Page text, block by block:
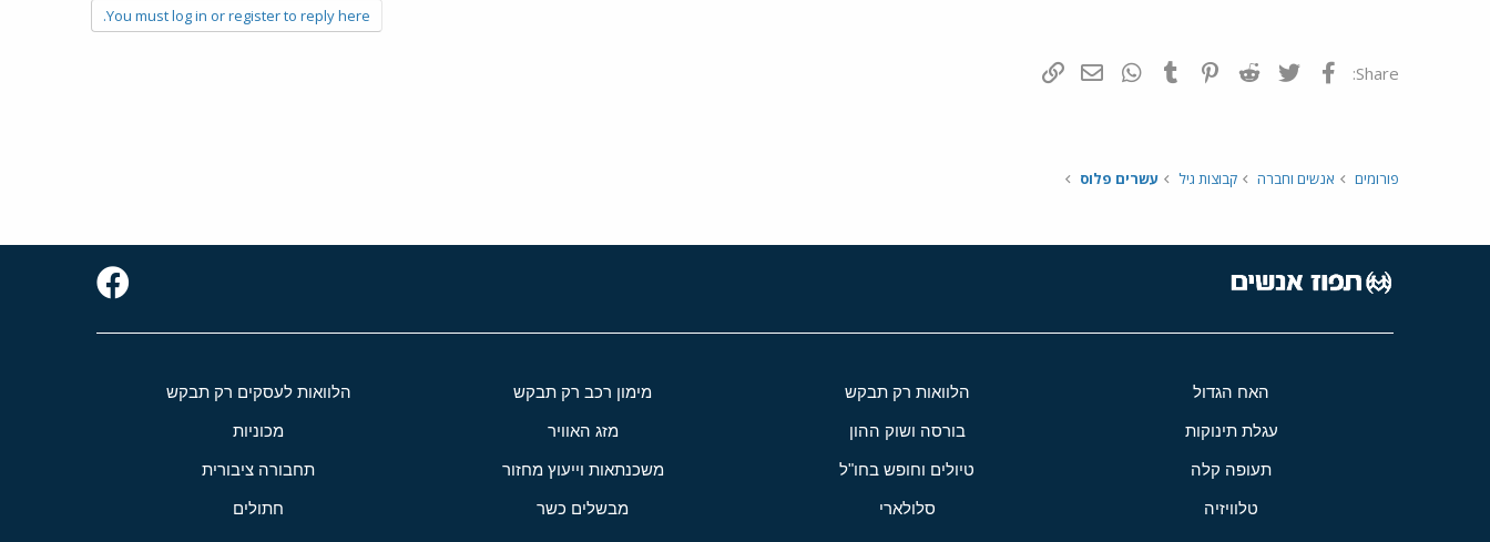
You must log in or register to reply here.
Share: פייסבוק Twitter
Reddit
Pinterest
Tumblr
WhatsAppדואר אלקטרוני
פורומים אנשים וחברה קבוצות גיל עשרים פלוס
האח הגדול הלוואות רק תבקש מימון רכב רק תבקש הלוואות לעסקים רק תבקש
עגלת תינוקות בורסה ושוק ההון מזג האוויר מכוניות
תעופה קלה טיולים וחופש בחו"ל משכנתאות וייעוץ מחזור תחבורה ציבורית
טלוויזיה סלולארי מבשלים כשר חתולים